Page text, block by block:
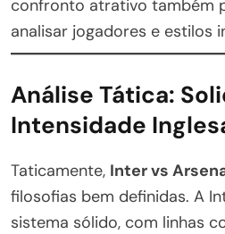
confronto atrativo também
analisar jogadores e estilos
Análise Tática:
Intensidade
Taticamente, Inter vs
filosofias bem definidas. A
sistema sólido, com linhas